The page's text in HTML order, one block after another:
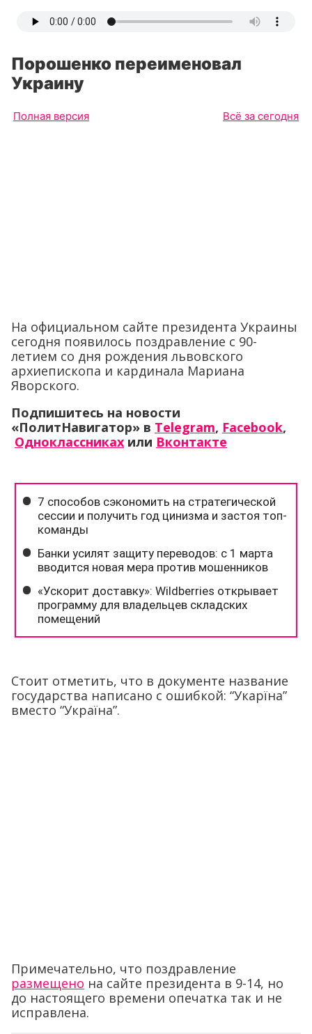
Порошенко переименовал
Украину
Полная версия Всё за сегодня
На официальном сайте президента Украины
сегодня появилось поздравление с 90-
летием со дня рождения львовского
архиепископа и кардинала Мариана
Яворского.
Подпишитесь на новости
«ПолитНавигатор» в Telegram, Facebook,
Одноклассниках или Вконтакте
Стоит отметить, что в документе название
государства написано с ошибкой: “Укарїна”
вместо “Україна”.
Примечательно, что поздравление
размещено на сайте президента в 9-14, но
до настоящего времени опечатка так и не
исправлена.